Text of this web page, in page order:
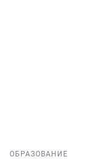
ОБРАЗОВАНИЕ